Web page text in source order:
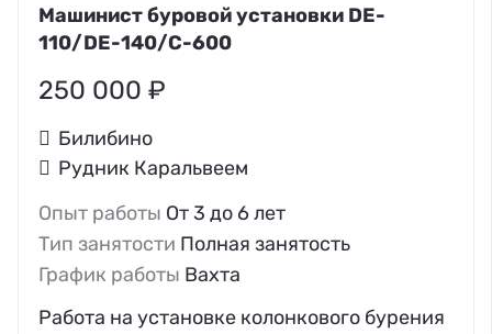
Машинист буровой установки DE-
110/DE-140/C-600
250 000 ₽
Билибино
Рудник Каральвеем
Опыт работы От 3 до 6 лет
Тип занятости Полная занятость
График работы Вахта
Работа на установке колонкового бурения